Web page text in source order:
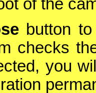
of the
button to
checks
you